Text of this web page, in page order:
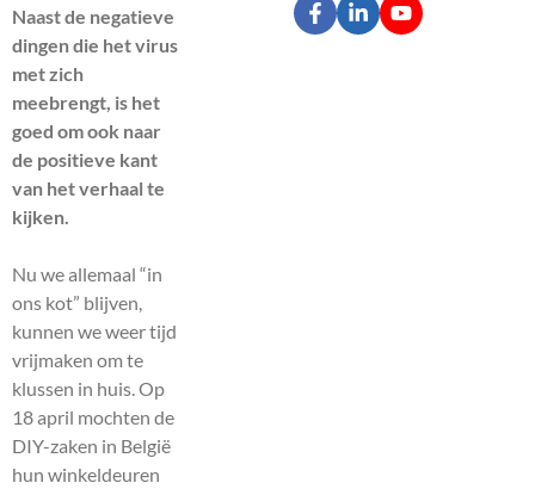
Naast de negatieve
dingen die het virus
met zich
meebrengt, is het
goed om ook naar
de positieve kant
van het verhaal te
kijken.
Nu we allemaal “in
ons kot” blijven,
kunnen we weer tijd
vrijmaken om te
klussen in huis. Op
18 april mochten de
DIY-zaken in België
hun winkeldeuren